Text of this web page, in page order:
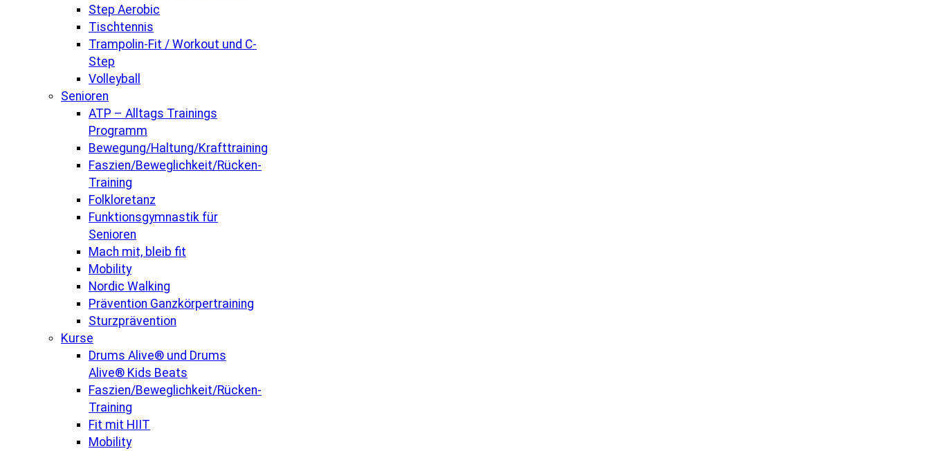
Step Aerobic
Tischtennis
Trampolin-Fit / Workout und C-
Step
Volleyball
Senioren
ATP – Alltags Trainings
Programm
Bewegung/Haltung/Krafttraining
Faszien/Beweglichkeit/Rücken-
Training
Folkloretanz
Funktionsgymnastik für
Senioren
Mach mit, bleib fit
Mobility
Nordic Walking
Prävention Ganzkörpertraining
Sturzprävention
Kurse
Drums Alive® und Drums
Alive® Kids Beats
Faszien/Beweglichkeit/Rücken-
Training
Fit mit HIIT
Mobility